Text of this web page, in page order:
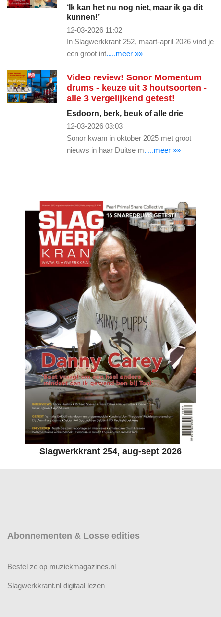
‘Ik kan het nu nog niet, maar ik ga dit
kunnen!’
12-03-2026 11:02
In Slagwerkkrant 252, maart-april 2026 vind je
een groot int.....meer »»
Video review! Sonor Momentum
drums - keuze uit 3 houtsoorten -
alle 3 vergelijkend getest!
Esdoorn, berk, beuk of alle drie
12-03-2026 08:03
Sonor kwam in oktober 2025 met groot
nieuws in haar Duitse m.....meer »»
Slagwerkkrant 254, aug-sept 2026
Abonnementen & Losse edities
Bestel ze op muziekmagazines.nl
Slagwerkkrant.nl digitaal lezen